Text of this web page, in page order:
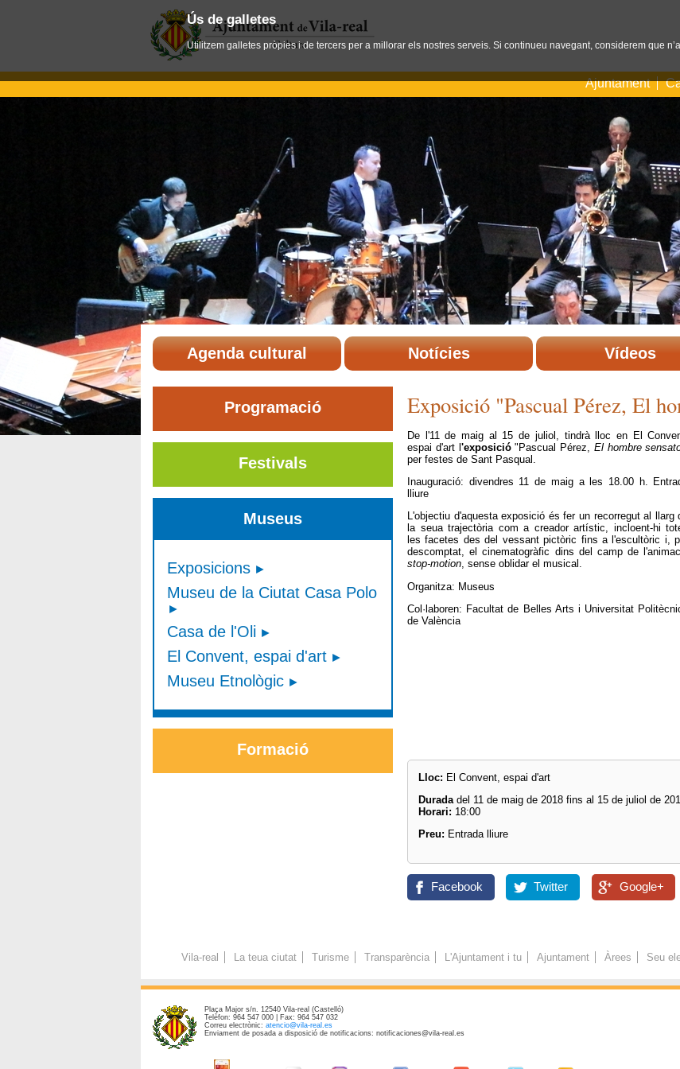
Ajuntament
Agenda cultural Notícies Vídeos
Exposició "Pascual Pérez, El
De l'11 de maig al 15 de juliol, tindrà lloc en El
espai d'art l'exposició"Pascual Pérez, El hombre
per festes de Sant Pasqual.
Inauguració: divendres 11 de maig a les 18.00 h.
lliure
L'objectiu d'aquesta exposició és fer un recorregut al llarg
la seua trajectòria com a creador artístic, incloent-hi
les facetes des del vessant pictòric fins a l'escultòric i,
descomptat, el cinematogràfic dins del camp de
stop-motion, sense oblidar el musical.
Organitza: Museus
Col·laboren: Facultat de Belles Arts i Universitat
de València
Lloc: El Convent, espai d'art
Duradadel 11 de maig de 2018 fins al 15 de juliol de
Horari: 18:00
Preu: Entrada lliure
Facebook Twitter Google+
Programació
Festivals
Museus
Exposicions
Museu de la Ciutat Casa Polo
Casa de l'Oli
El Convent, espai d'art
Museu Etnològic
Formació
Vila-real La teua ciutat Turisme Transparència L'Ajuntament i tu Ajuntament Àrees Seu
Plaça Major s/n. 12540 Vila-real (Castelló)
Telèfon: 964 547 000 | Fax: 964 547 032
Correu electrònic: atencio@vila-real.es
Enviament de posada a disposició de notificacions: notificaciones@vila-real.es
Ús de galletes
Utilitzem galletes pròpies i de tercers per a millorar els nostres serveis. Si continueu navegant, considerem que